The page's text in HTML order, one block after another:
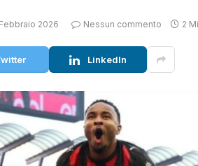
2026
Nessun commento 2
LinkedIn